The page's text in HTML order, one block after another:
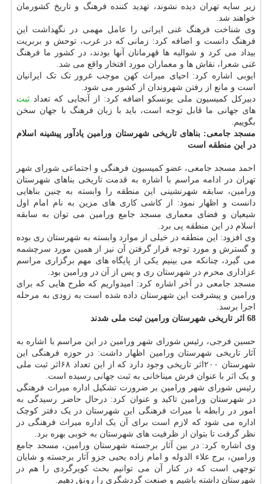
زیر سایه تهران دیده نشوند، تهدید کننده فرهنگ و تاریخ کشورمان
خواهند شد.
وی شناخت فرهنگ غنی ایرانی را عامل مهمی در نگهداشت این
فرهنگ دانست و اضافه کرد: زمانی که در غرب، توحش و بربریت
بیداد می کرد و شوالیه ها قهرمانان آنها بودند، در کشور ما فرهنگ
غنی شعرا، نقاش ها و معماران مورد افتخار واقع می شد.
ایوبی اشاره کرد: احیای میراث کهن موجب غرور تک تک ایرانیان
است و مانع از رفتن شهروندان از کشور می شود.
دبیرکل کمیسیون ملی یونسکو اضافه کرد: از آنجایی که تعداد ثبت
های جهانی ما قابل توجه است، باید با زبان فرهنگ با جهان سخن
بگوییم.
مسجد جامعی: بناهای تاریخی شهرستان ورامین یادآور پیشینه اسلام
در این منطقه است
احمد مسجد جامعی، عضو کمیسیون فرهنگی و اجتماعی شورای شهر
تهران در ادامه مراسم با اشاره به قدمت تاریخی بناهای شهرستان
ورامین، سابقه شهرنشینی این منطقه را وابسته به چنین بناهایی
دانست و اظهار نمود: از کاشی کاری های مزین به نام امام اول
شیعیان و فضای معماری مسجد جامع ورامین می توان به سابقه
اسلام در این منطقه پی برد.
وی افزود: این منطقه در خیلی از موارد وابسته به شهرستان ری بوده
و گسترش و مورد توجه قرار گرفتن آن نیز از همین مورد سرچشمه
می گیرد، چنانکه می بینیم یکی از پایگاه های مهم برگزاری مراسم
عزاداری محرم در شهرستان ری و پس از آن در ورامین بود.
مسجد جامعی در آخر اشاره کرد: امیدواریم که طرح هایی که برای
ورامین و پیشرفت این شهرستان داده شده است به زودی به مرحله
اجرا برسد.
68 اثر تاریخی شهرستان ورامین ثبت ملی شدند
حسین فرجی، رئیس شورای شهر ورامین در این مراسم با اشاره به
آثار تاریخی شهرستان ورامین اظهار داشت: در حوزه فرهنگی این
شهرستان ۲۰۰اثر تاریخی وجود دارد که از این تعداد ۶۸اثر ثبت ملی
و یک اثر با عنوان فرش میناخانی به ثبت جهانی رسیده است.
رئیس شورای شهر ورامین بر ضرورت تشکیل اداره میراث فرهنگی
در شهرستان ورامین تاکید و عنوان کرد: درحال حاضر رسیدگی به
امور در رابطه با میراث فرهنگی این شهرستان در یک دفتر کوچک
اداره می شود که لازم است برای آن یک اداره میراث فرهنگی در
نظر گرفت تا بتوان از ظرفیت های شهرستان به خوبی بهره برد.
وی اشاره کرد: در بین آثار برجسته شهرستان ورامین، مسجد جامع
ورامین، برج علاء الدوله و امام زاده یحیی جزو آثار برجسته و شایان
توجهی است که در کنار آن می توانیم بحث کویرگردی را هم در
شهرستان داشته باشیم و صنعت گردشگری را رونق دهیم.